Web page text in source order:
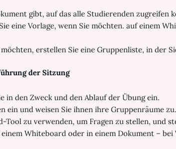
gibt, auf das alle Studierenden
eine Vorlage, wenn Sie möchten. auf einem
erstellen Sie eine Gruppenliste, in der
der Sitzung
in den Zweck und den Ablauf der Übung ein.
ein und weisen Sie ihnen ihre Gruppenräume zu.
zu verwenden, um Fragen zu stellen, und
Whiteboard oder in einem Dokument – bei